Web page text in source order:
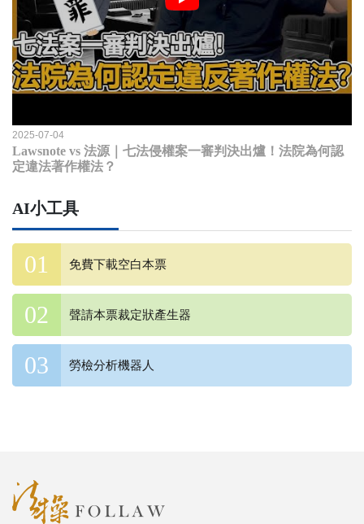
2025-07-04
Lawsnote vs 法源｜七法侵權案一審判決出爐！法院為何認
定違法著作權法？
AI小工具
免費下載空白本票
聲請本票裁定狀產生器
勞檢分析機器人